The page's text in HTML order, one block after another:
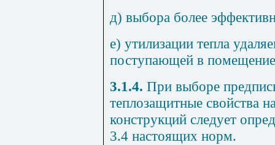
д) выбора более
е) утилизации тепла
поступающей в
3.1.4. При выборе
теплозащитные свойства
конструкций следует
3.4 настоящих норм.